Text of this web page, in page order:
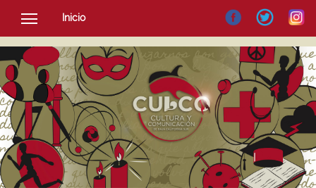
Inicio
SOCIEDAD
CULTURA
NOTICIAS